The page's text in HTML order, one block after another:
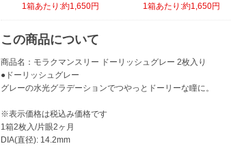
1箱あたり:約1,650円 1箱あたり:約1,650円
この商品について
商品名：モラクマンスリー ドーリッシュグレー 2枚入り
●ドーリッシュグレー
グレーの水光グラデーションでつやっとドーリーな瞳に。
※表示価格は税込み価格です
1箱2枚入/片眼2ヶ月
DIA(直径): 14.2mm